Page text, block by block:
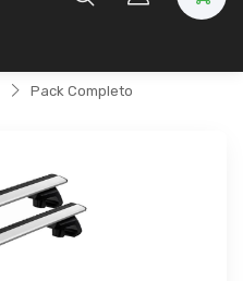
Pack Completo